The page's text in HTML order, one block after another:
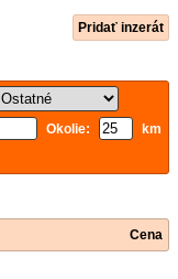
Pridať inzerát
Okolie:
km
Cena